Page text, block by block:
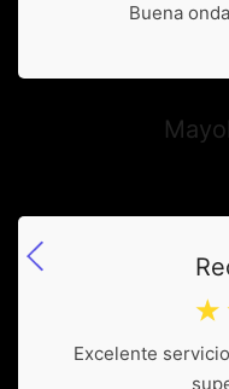
Buena
☆
Excelente